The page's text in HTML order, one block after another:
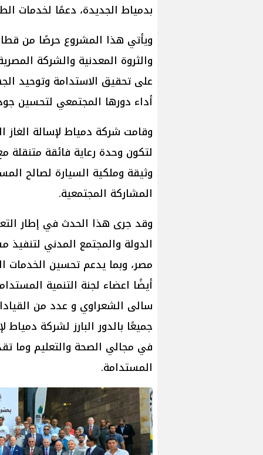
بدمياط الجديدة، دعمًا لخدمات
ويأتي هذا المشروع حرصًا من
والثروة المعدنية والشركة
على تحقيق الاستدامة وتوحيد
أداء دورها المجتمعي لتحسين
وقامت شركة دمياط لإسالة الغاز
لتكون وحدة رعاية فائقة متنقلة
وثيقة وملكية السيارة لصالح
المشاركة المجتمعية.
وقد جرى هذا الحدث في إطار
الدولة والمجتمع المدني
مصر، وبما يدعم تحسين الخدمات
أيضًا اعضاء لجنة التنمية
سالی الشعراوي و عدد من
جميعًا بالدور البارز لشركة
في مجالي الصحة والتعليم وما
المستدامة.